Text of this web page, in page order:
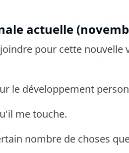
actuelle
pour cette nouvelle
le développement
me touche.
nombre de choses